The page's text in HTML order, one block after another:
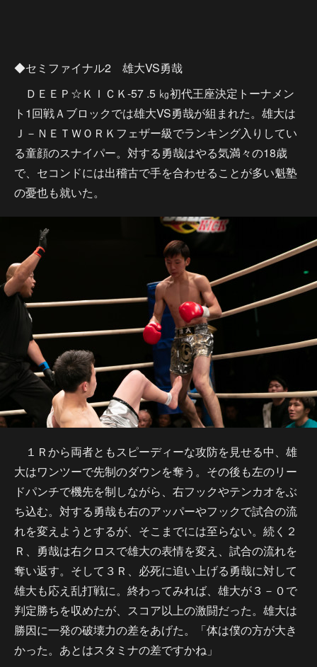
◆セミファイナル2 雄大VS勇哉
ＤＥＥＰ☆ＫＩＣＫ-57 .5 ㎏初代王座決定トーナメン
ト1回戦Ａブロックでは雄大VS勇哉が組まれた。雄大は
Ｊ－ＮＥＴＷＯＲＫフェザー級でランキング入りしてい
る童顔のスナイパー。対する勇哉はやる気満々の18歳
で、セコンドには出稽古で手を合わせることが多い魁塾
の憂也も就いた。
１Ｒから両者ともスピーディーな攻防を見せる中、雄
大はワンツーで先制のダウンを奪う。その後も左のリー
ドパンチで機先を制しながら、右フックやテンカオをぶ
ち込む。対する勇哉も右のアッパーやフックで試合の流
れを変えようとするが、そこまでには至らない。続く２
Ｒ、勇哉は右クロスで雄大の表情を変え、試合の流れを
奪い返す。そして３Ｒ、必死に追い上げる勇哉に対して
雄大も応え乱打戦に。終わってみれば、雄大が３－０で
判定勝ちを収めたが、スコア以上の激闘だった。雄大は
勝因に一発の破壊力の差をあげた。「体は僕の方が大き
かった。あとはスタミナの差ですかね」